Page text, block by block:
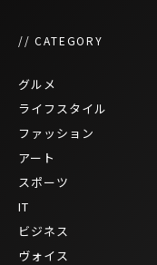
// CATEGORY
グルメ
ライフスタイル
ファッション
アート
スポーツ
IT
ビジネス
ヴォイス